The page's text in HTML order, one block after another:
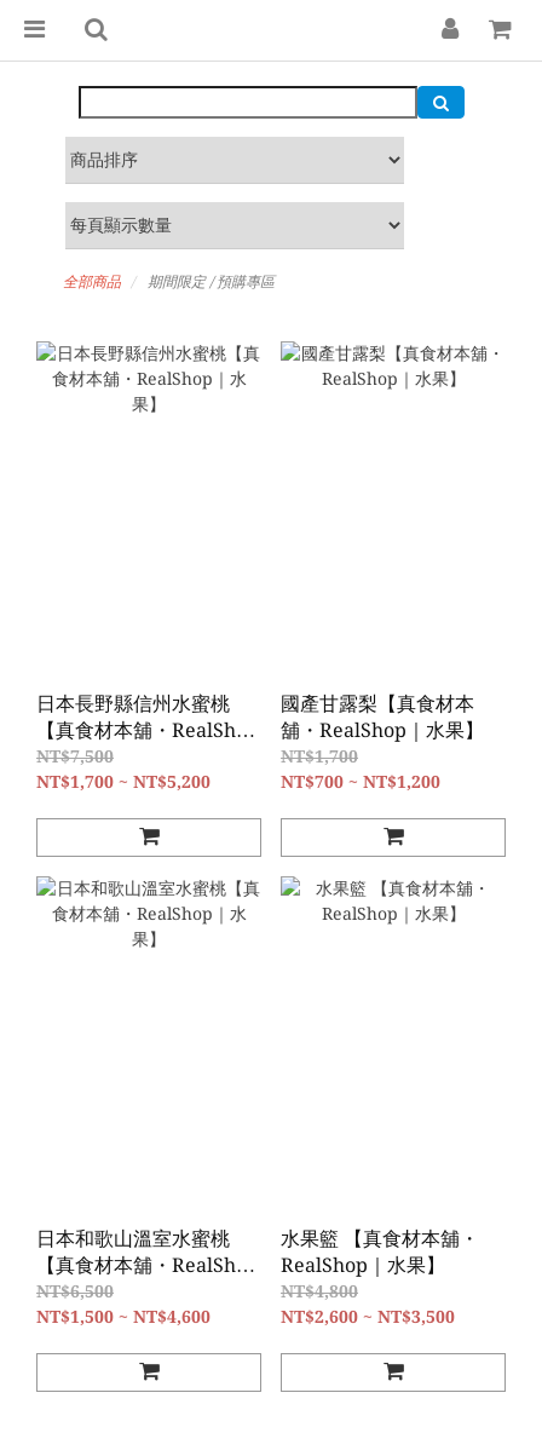
全部商品 期間限定 / 預購專區
日本長野縣信州水蜜桃
【真食材本舖・RealShop
｜水果】
NT$7,500
NT$1,700 ~ NT$5,200
國產甘露梨【真食材本
舖・RealShop｜水果】
NT$1,700
NT$700 ~ NT$1,200
日本和歌山溫室水蜜桃
【真食材本舖・RealShop
｜水果】
NT$6,500
NT$1,500 ~ NT$4,600
水果籃 【真食材本舖・
RealShop｜水果】
NT$4,800
NT$2,600 ~ NT$3,500